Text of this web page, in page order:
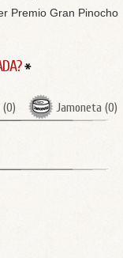
Premio Gran Pinocho
(0) Jamoneta (0)